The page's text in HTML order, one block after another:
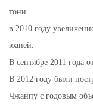
тонн.
в 2010 году
юаней.
В сентябре 2011 года
В 2012 году были
Чжанпу с годовым